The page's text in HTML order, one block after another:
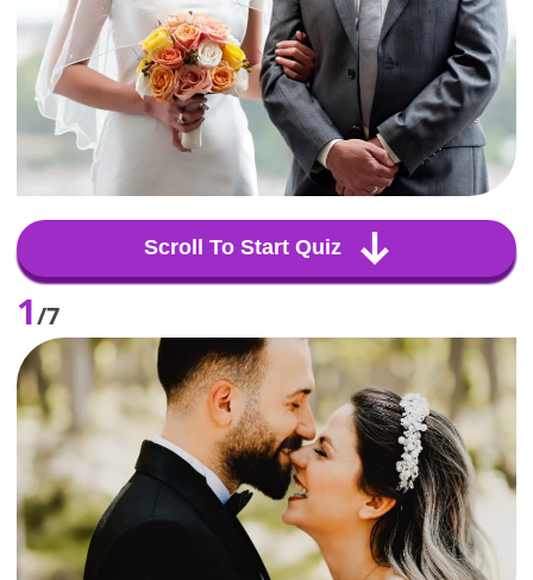
Scroll To Start Quiz
1/7